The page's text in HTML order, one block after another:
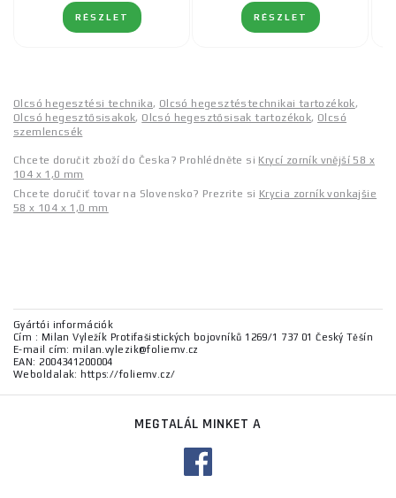
RÉSZLET RÉSZLET
Olcsó hegesztési technika, Olcsó hegesztéstechnikai tartozékok,
Olcsó hegesztősisakok, Olcsó hegesztősisak tartozékok, Olcsó
szemlencsék
Chcete doručit zboží do Česka? Prohlédněte si Krycí zorník vnější 58 x
104 x 1,0 mm
Chcete doručiť tovar na Slovensko? Prezrite si Krycia zorník vonkajšie
58 x 104 x 1,0 mm
Gyártói információk
Cím : Milan Vyležík Protifašistických bojovníků 1269/1 737 01 Český Těšín
E-mail cím: milan.vylezik@foliemv.cz
EAN: 2004341200004
Weboldalak: https://foliemv.cz/
MEGTALÁL MINKET A